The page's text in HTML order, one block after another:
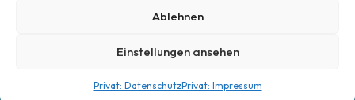
Ablehnen
Einstellungen ansehen
Privat: DatenschutzPrivat: Impressum
Deutsch
This site is registered on wpml.org as a development site.